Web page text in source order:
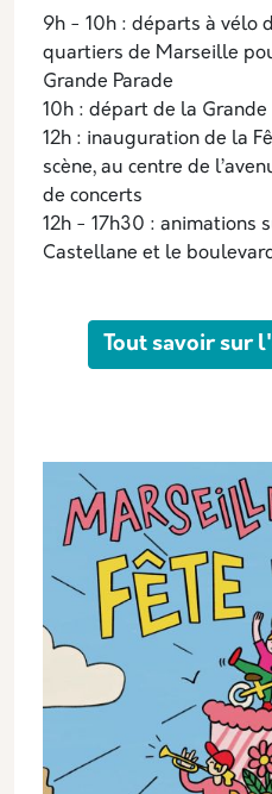
9h - 10h : départs à vélo
quartiers de Marseille
Grande Parade
10h : départ de la Grande
12h : inauguration de la
scène, au centre de
de concerts
12h - 17h30 : animations
Castellane et le
Tout savoir sur